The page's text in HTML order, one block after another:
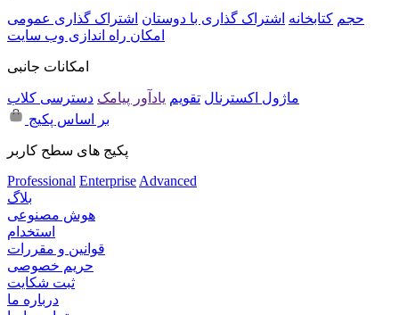
حجم کتابخانه اشتراک گذاری با دوستان اشتراک گذاری عمومی
امکان راه اندازی وب سایت
امکانات جانبی
ماژول اکسترنال تقویم یادآور پیامک دسترسی کلاب
بر اساس پکیج
پکیج های سطح کاربر
Professional EnterpriseAdvanced
بلاگ
هوش مصنوعی
استخدام
قوانین و مقررات
حریم خصوصی
ثبت شکایت
درباره ما